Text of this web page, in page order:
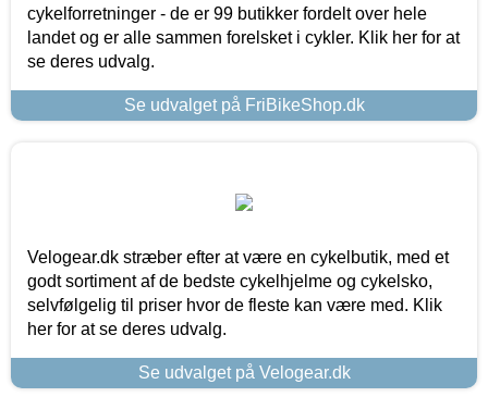
cykelforretninger - de er 99 butikker fordelt over hele
landet og er alle sammen forelsket i cykler. Klik her for at
se deres udvalg.
Se udvalget på FriBikeShop.dk
Velogear.dk stræber efter at være en cykelbutik, med et
godt sortiment af de bedste cykelhjelme og cykelsko,
selvfølgelig til priser hvor de fleste kan være med. Klik
her for at se deres udvalg.
Se udvalget på Velogear.dk